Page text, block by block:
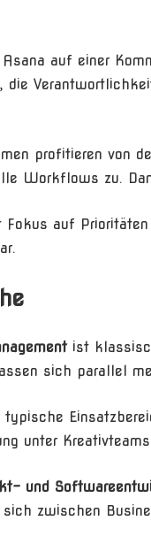
auf einer
profitieren von
Workflows zu.
Fokus auf
ist
sich parallel
unter
und
zwischen